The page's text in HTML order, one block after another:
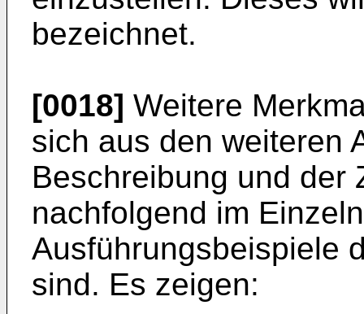
bezeichnet.
[0018] Weitere
sich aus den weiteren
Beschreibung und der
nachfolgend im
Ausführungsbeispiele
sind. Es zeigen: